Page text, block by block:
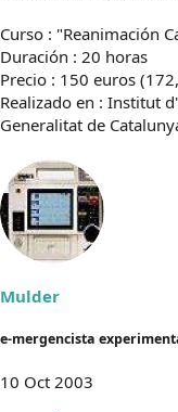
Curso : "Reanimación
Duración : 20 horas
Precio : 150 euros
Realizado en : Institut
Generalitat de
Mulder
e-mergencista
10 Oct 2003